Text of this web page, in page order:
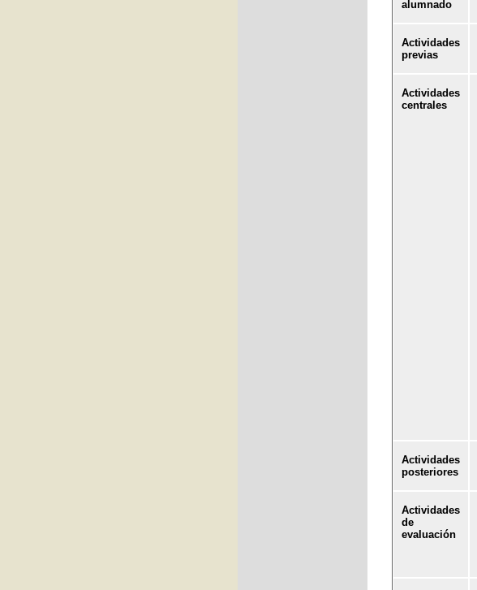
alumnado
Actividades
previas
Actividades
centrales
Actividades
posteriores
Actividades
de
evaluación